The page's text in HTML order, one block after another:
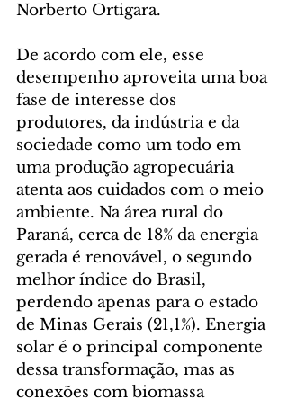
Norberto Ortigara.
De acordo com ele, esse
desempenho aproveita uma boa
fase de interesse dos
produtores, da indústria e da
sociedade como um todo em
uma produção agropecuária
atenta aos cuidados com o meio
ambiente. Na área rural do
Paraná, cerca de 18% da energia
gerada é renovável, o segundo
melhor índice do Brasil,
perdendo apenas para o estado
de Minas Gerais (21,1%). Energia
solar é o principal componente
dessa transformação, mas as
conexões com biomassa